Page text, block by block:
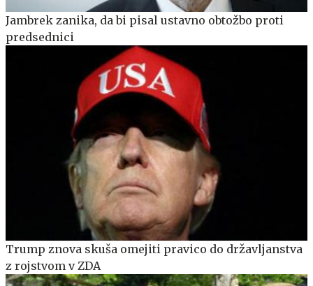
Jambrek zanika, da bi pisal ustavno obtožbo proti
predsednici
Trump znova skuša omejiti pravico do državljanstva
z rojstvom v ZDA